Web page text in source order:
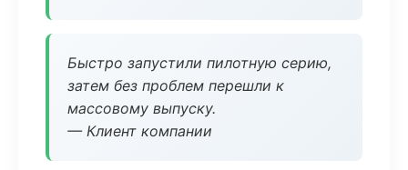
Быстро запустили пилотную серию,
затем без проблем перешли к
массовому выпуску.
— Клиент компании